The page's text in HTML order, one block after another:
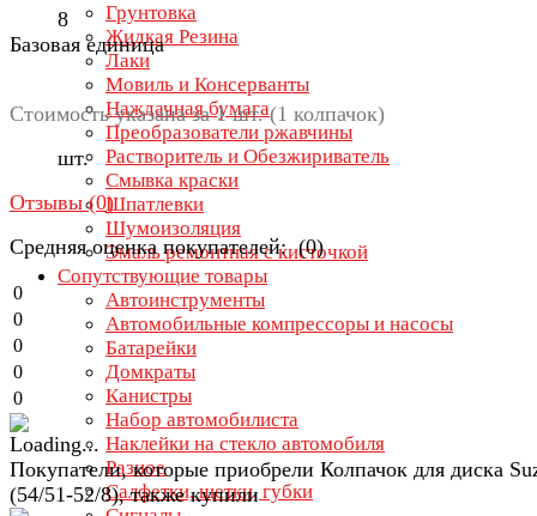
Грунтовка
Жидкая Резина
Лаки
Мовиль и Консерванты
Наждачная бумага
Преобразователи ржавчины
Растворитель и Обезжириватель
Смывка краски
Шпатлевки
Шумоизоляция
Эмаль ремонтная с кисточкой
Сопутствующие товары
Автоинструменты
Автомобильные компрессоры и насосы
Батарейки
Домкраты
Канистры
Набор автомобилиста
Наклейки на стекло автомобиля
Разное
Салфетки, щетки, губки
8
Базовая единица
Стоимость указана за 1 шт. (1 колпачок)
шт.
Отзывы (0)
Средняя оценка покупателей: (0)
0
0
0
0
0
Покупатели, которые приобрели Колпачок для диска
(54/51-52/8), также купили